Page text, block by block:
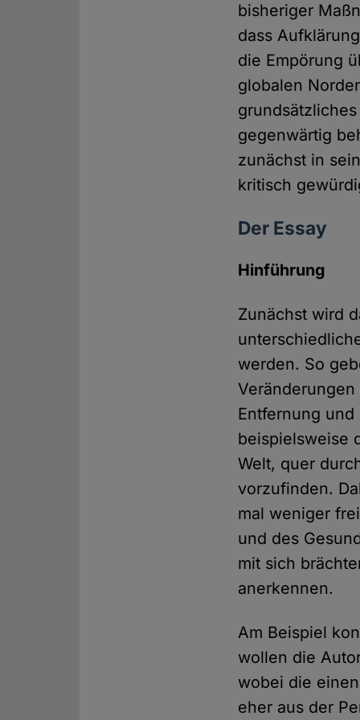
bisheriger
dass
die Empörung
globalen
gegenwärtig
zunächst in
kritisch
Der Essay
Hinführung
Zunächst wird
werden. So
Entfernung
beispielsweise
Welt, quer
vorzufinden.
mal weniger
und des
mit sich
anerkennen.
Am Beispiel
wollen die
wobei die
eher aus der